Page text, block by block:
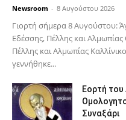
Newsroom - 8 Αυγούστου 2026
Γιορτή σήμερα 8 Αυγούστου:
Εδέσσης, Πέλλης και
Πέλλης και Αλμωπίας
γεννήθηκε...
Εορτή του
Συναξάρι